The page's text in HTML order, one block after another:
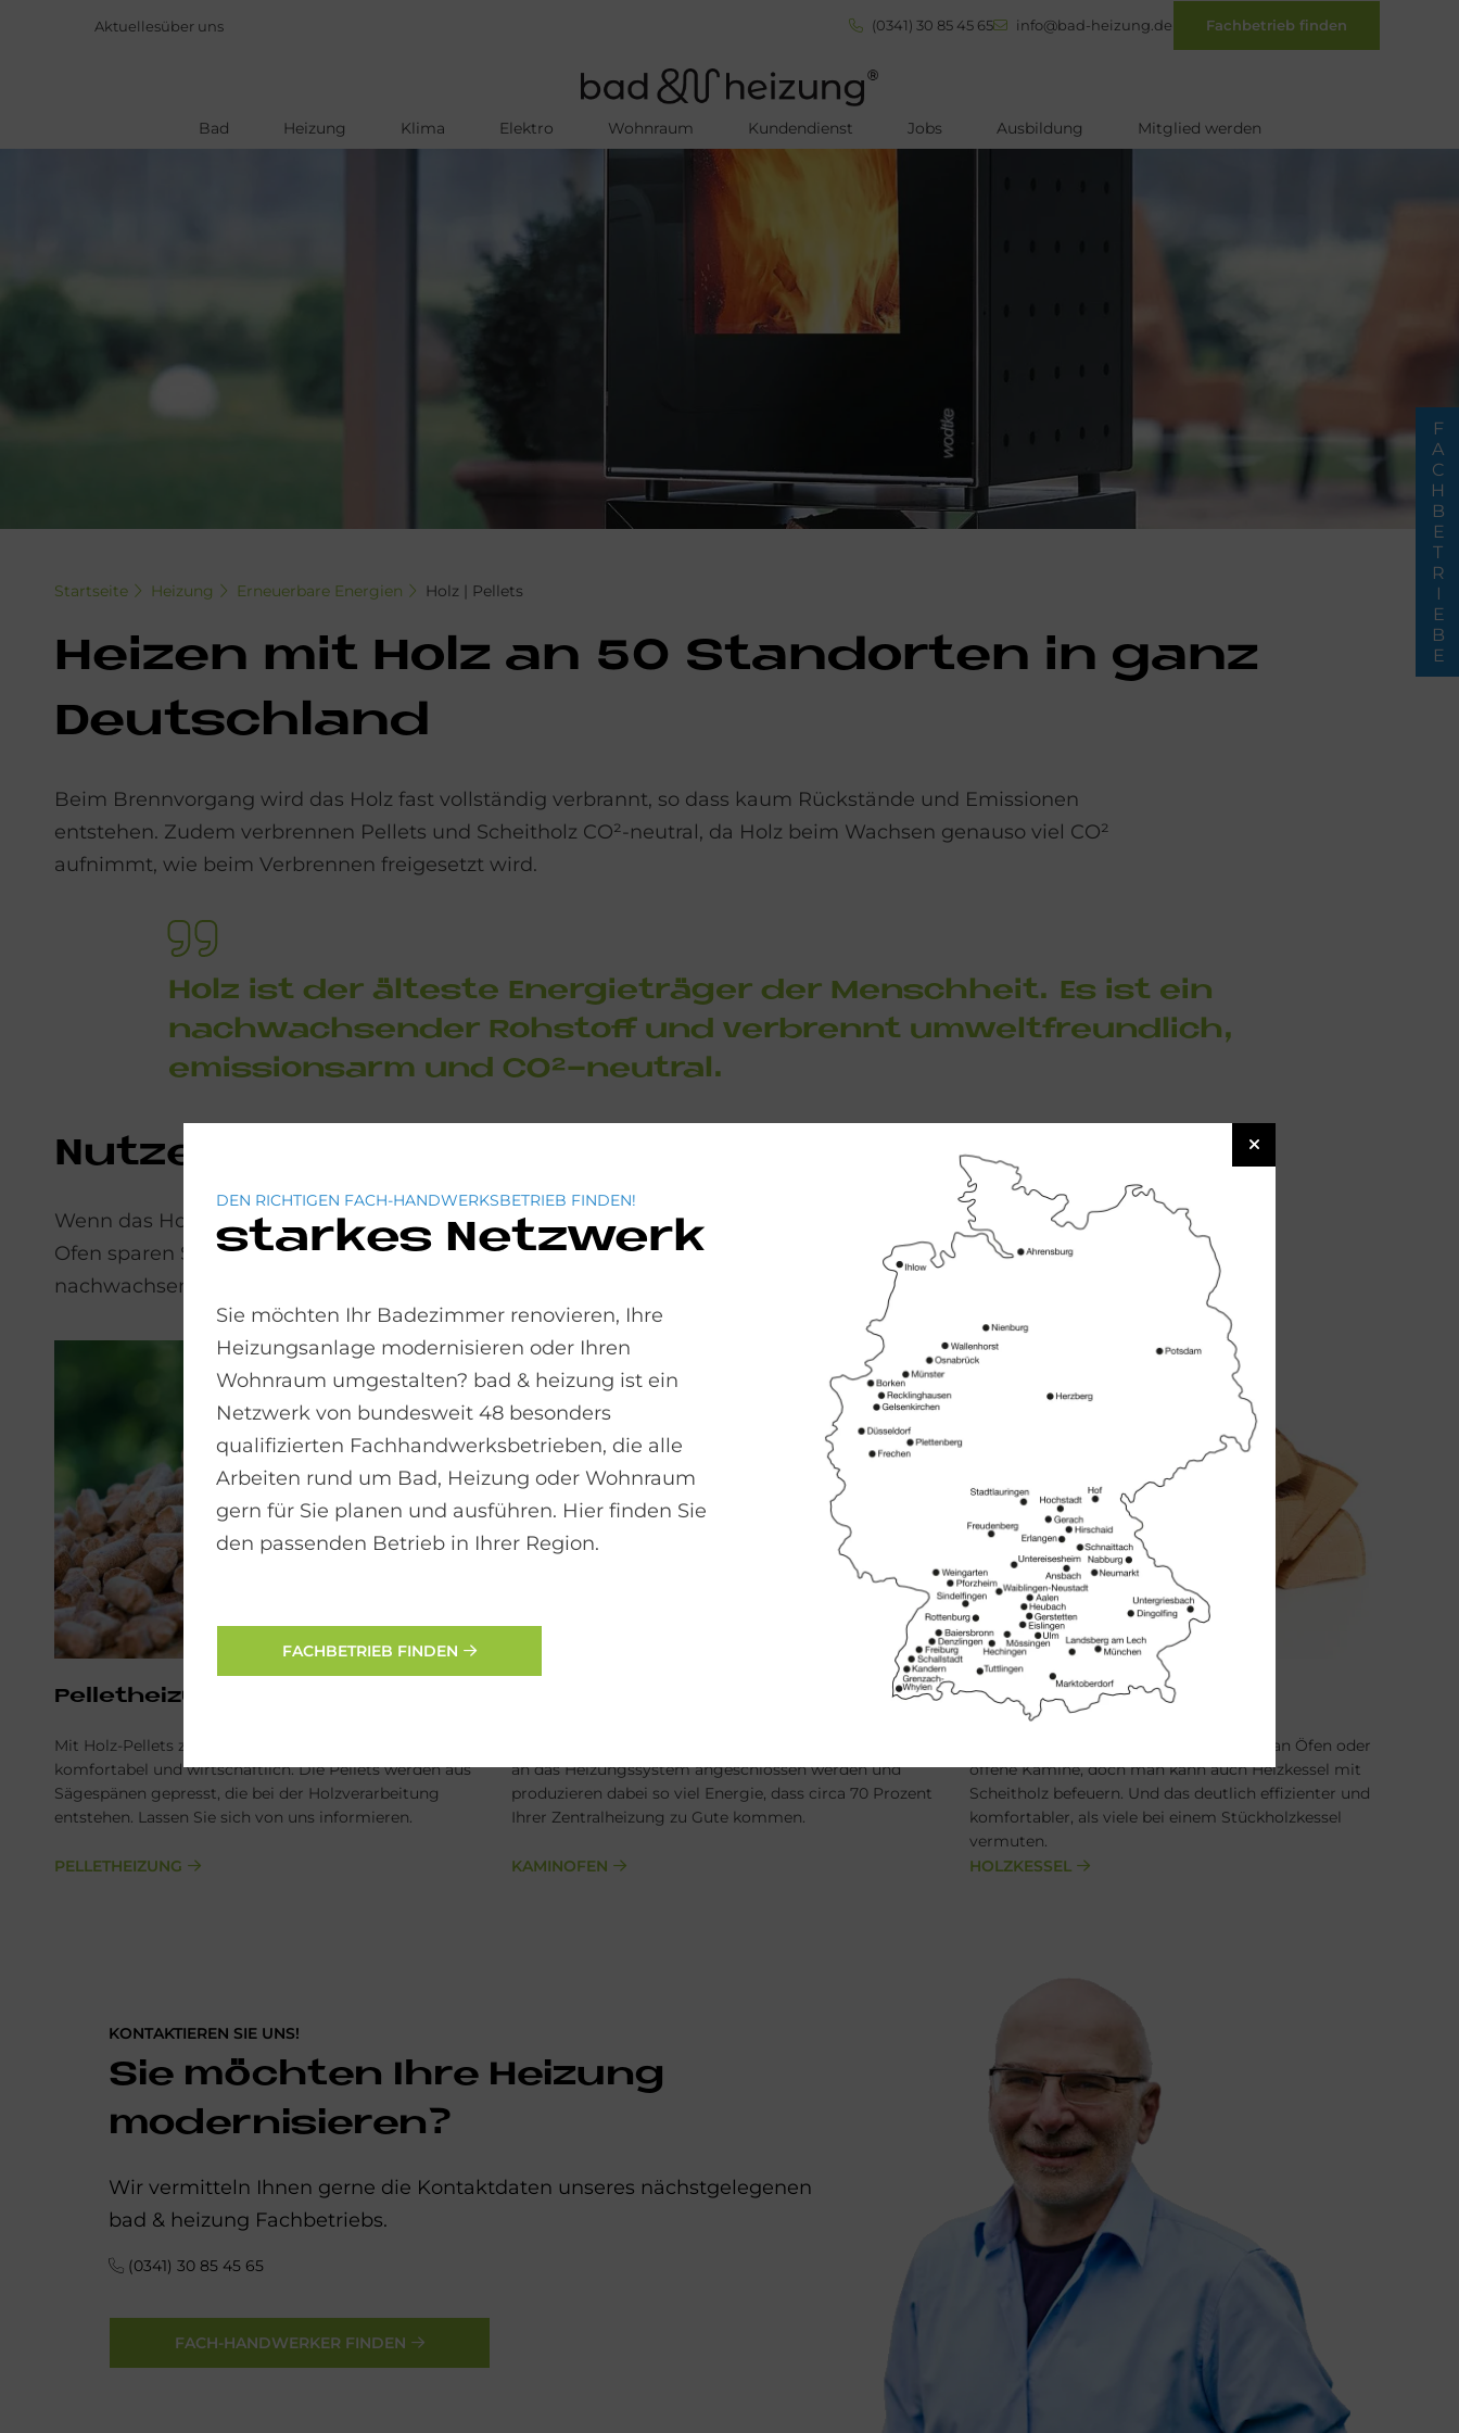
Aktuellesüber uns (0341) 30 85 45 65 info@bad-heizung.de Fachbetrieb finden
Bad Heizung Klima Elektro Wohnraum Kundendienst Jobs Ausbildung Mitglied werden
Startseite Heizung Erneuerbare Energien Holz | Pellets
Hei­zen mit Holz an 50 Stand­or­ten in ganz
Deutschland
Beim Brennvorgang wird das Holz fast vollständig verbrannt, so dass kaum Rückstände und Emissionen
entstehen. Zudem verbrennen Pellets und Scheitholz CO²-neutral, da Holz beim Wachsen genauso viel CO²
aufnimmt, wie beim Verbrennen freigesetzt wird.
Holz ist der äl­teste En­er­gie­trä­ger der Mensch­heit. Es ist ein
nach­wach­sen­der Roh­stoff und ver­bren­nt um­welt­freund­lich,
emis­si­ons­arm und CO²-neu­tral.
Nut­zen Sie na­tür­li­che Res­sour­cen
Wenn das Holz im Ofen knistert, fühlen wir uns rundherum wohl: Durch den behagliche Wärme spendenden
Ofen sparen Sie Energiekosten und tun zudem noch etwas für die Umwelt. Denn schließlich ist Holz ein
nachwachsender Rohstoff.
Pel­let­hei­zung
Mit Holz-Pellets zu heizen ist umweltfreundlich,
komfortabel und wirtschaftlich. Die Pellets werden aus
Sägespänen gepresst, die bei der Holzverarbeitung
entstehen. Lassen Sie sich von uns informieren.
PELLETHEIZUNG
an das Heizungssystem angeschlossen werden und
produzieren dabei so viel Energie, dass circa 70 Prozent
Ihrer Zentralheizung zu Gute kommen.
KAMINOFEN
Holz­kes­sel
Viele denken beim Stichwort Stückholz an Öfen oder
offene Kamine, doch man kann auch Heizkessel mit
Scheitholz befeuern. Und das deutlich effizienter und
komfortabler, als viele bei einem Stückholzkessel
vermuten.
HOLZKESSEL
KONTAKTIEREN SIE UNS!
Sie möchten Ihre Heizung
modernisieren?
Wir vermitteln Ihnen gerne die Kontaktdaten unseres nächstgelegenen
bad & heizung Fachbetriebs.
(0341) 30 85 45 65
FACH-HANDWERKER FINDEN
DEN RICHTIGEN FACH-HANDWERKSBETRIEB FINDEN!
starkes Netzwerk
Sie möchten Ihr Badezimmer renovieren, Ihre
Heizungsanlage modernisieren oder Ihren
Wohnraum umgestalten? bad & heizung ist ein
Netzwerk von bundesweit 48 besonders
qualifizierten Fachhandwerksbetrieben, die alle
Arbeiten rund um Bad, Heizung oder Wohnraum
gern für Sie planen und ausführen. Hier finden Sie
den passenden Betrieb in Ihrer Region.
FACHBETRIEB FINDEN
FACHBETRIEBE